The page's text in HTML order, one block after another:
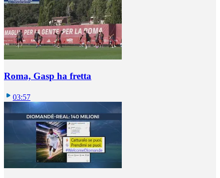
Roma, Gasp ha fretta
03:57